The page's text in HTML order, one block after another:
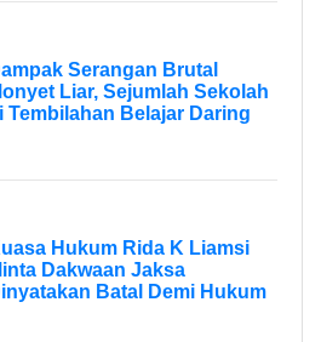
Serangan Brutal
Liar, Sejumlah Sekolah
Tembilahan Belajar Daring
Hukum Rida K Liamsi
Dakwaan Jaksa
Batal Demi Hukum